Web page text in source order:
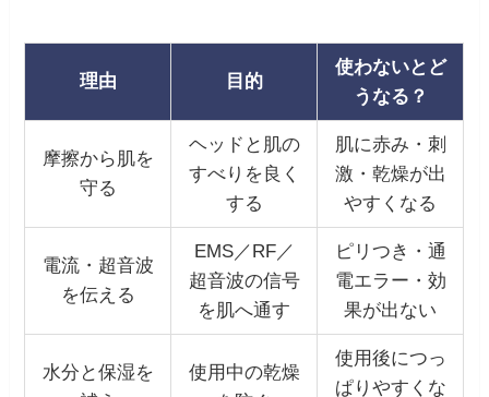
理由 目的
使わないとど
うなる？
摩擦から肌を
守る
ヘッドと肌の
すべりを良く
する
肌に赤み・刺
激・乾燥が出
やすくなる
電流・超音波
を伝える
EMS／RF／
超音波の信号
を肌へ通す
ピリつき・通
電エラー・効
果が出ない
水分と保湿を
使用中の乾燥
使用後につっ
ぱりやすくな